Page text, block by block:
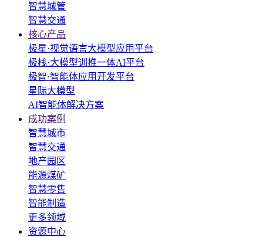
智慧城管
智慧交通
核心产品
极星·视觉语言大模型应用平台
极栈·大模型训推一体AI平台
极智·智能体应用开发平台
星际大模型
AI智能体解决方案
成功案例
智慧城市
智慧交通
地产园区
能源煤矿
智慧零售
智能制造
更多领域
资源中心